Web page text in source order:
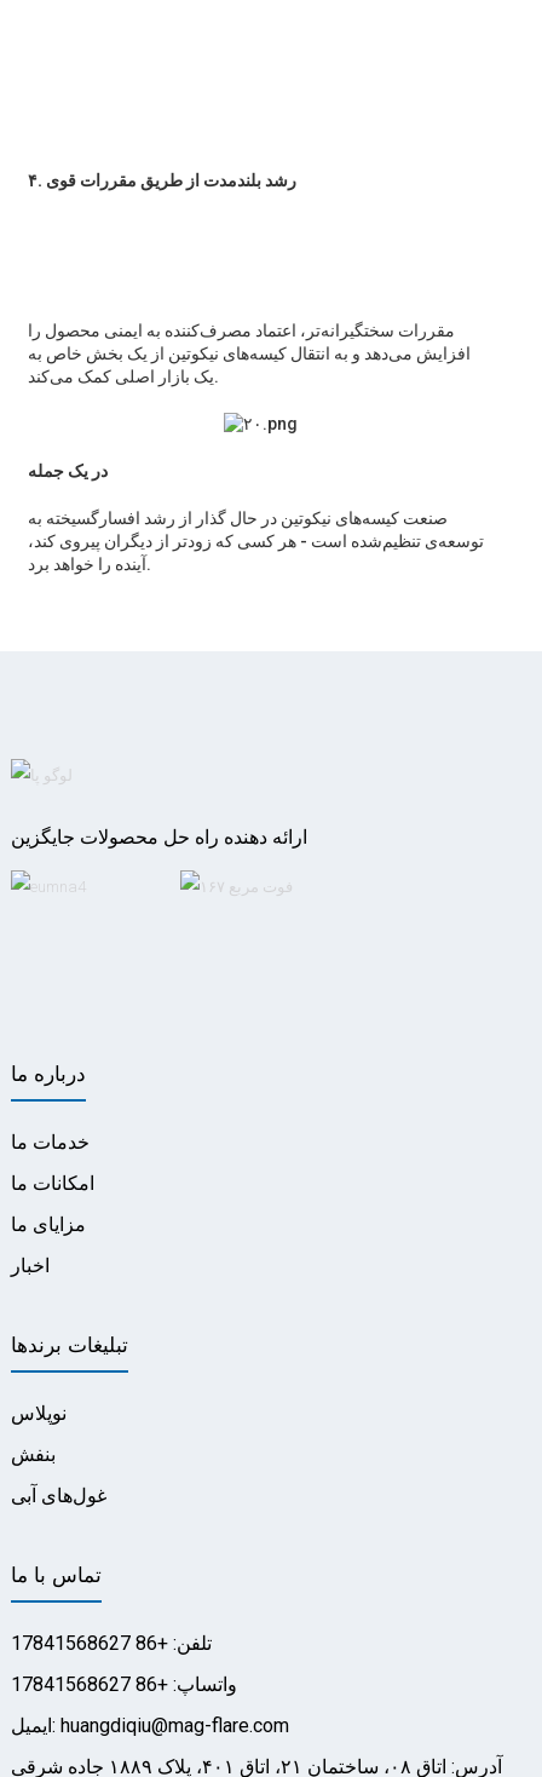
۴. رشد بلندمدت از طریق مقررات قوی
مقررات سختگیرانه‌تر، اعتماد مصرف‌کننده به ایمنی محصول را
افزایش می‌دهد و به انتقال کیسه‌های نیکوتین از یک بخش خاص به
یک بازار اصلی کمک می‌کند.
در یک جمله
صنعت کیسه‌های نیکوتین در حال گذار از رشد افسارگسیخته به
توسعه‌ی تنظیم‌شده است - هر کسی که زودتر از دیگران پیروی کند،
آینده را خواهد برد.
ارائه دهنده راه حل محصولات جایگزین
درباره ما
خدمات ما
امکانات ما
مزایای ما
اخبار
تبلیغات برندها
نوپلاس
بنفش
غول‌های آبی
تماس با ما
تلفن: +86 17841568627
واتساپ: +86 17841568627
ایمیل: huangdiqiu@mag-flare.com
آدرس: اتاق ۰۸، ساختمان ۲۱، اتاق ۴۰۱، پلاک ۱۸۸۹ جاده شرقی